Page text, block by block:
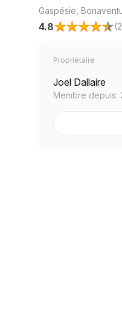
Gaspésie,
4.8 (
Propriétaire
Joel Dallaire
Membre depuis: